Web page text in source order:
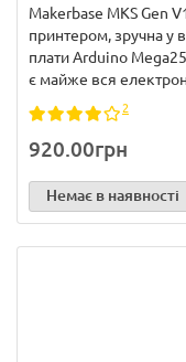
Makerbase MKS Gen
принтером, зручна у
плати Arduino
є майже вся
2
920.00грн
Немає в наявності